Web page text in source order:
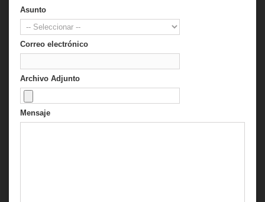
Asunto
Correo electrónico
Archivo Adjunto
Mensaje